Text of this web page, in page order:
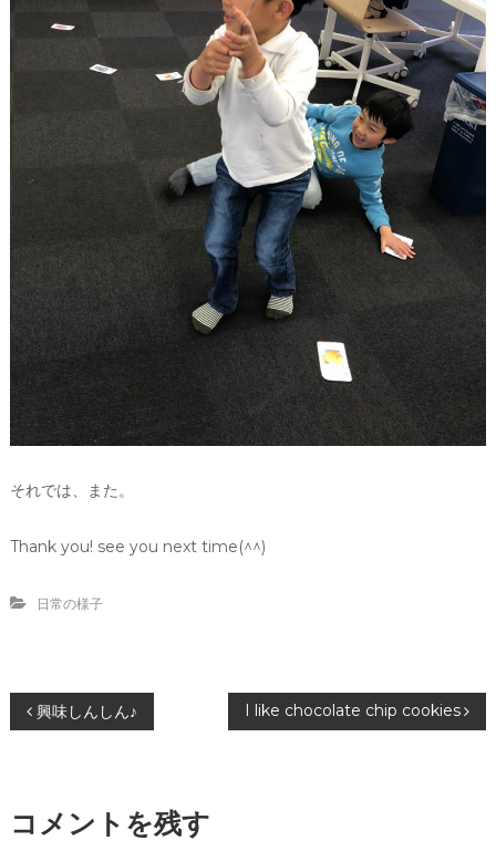
それでは、また。
Thank you! see you next time(^^)
日常の様子
投
ナ
興味しんしん♪ I like chocolate chip cookies
コメントを残す